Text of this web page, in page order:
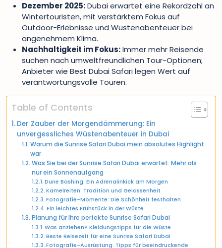
Dezember 2025:Dubai erwartet eine Rekordzahl an
Wintertouristen, mit verstärktem Fokus auf
Outdoor-Erlebnisse und Wüstenabenteuer bei
angenehmem Klima.
Nachhaltigkeit im Fokus:Immer mehr Reisende
suchen nach umweltfreundlichen Tour-Optionen;
Anbieter wie Best Dubai Safari legen Wert auf
verantwortungsvolle Touren.
Table of Contents
Der Zauber der Morgendämmerung: Ein
unvergessliches Wüstenabenteuer in Dubai
Warum die Sunrise Safari Dubai mein absolutes Highlight
war
Was Sie bei der Sunrise Safari Dubai erwartet: Mehr als
nur ein Sonnenaufgang
Dune Bashing: Ein Adrenalinkick am Morgen
Kamelreiten: Tradition und Gelassenheit
Fotografie-Momente: Die Schönheit festhalten
Ein leichtes Frühstück in der Wüste
Planung für Ihre perfekte Sunrise Safari Dubai
Was anziehen? Kleidungstipps für die Wüste
Beste Reisezeit für eine Sunrise Safari Dubai
Fotografie-Ausrüstung: Tipps für beeindruckende